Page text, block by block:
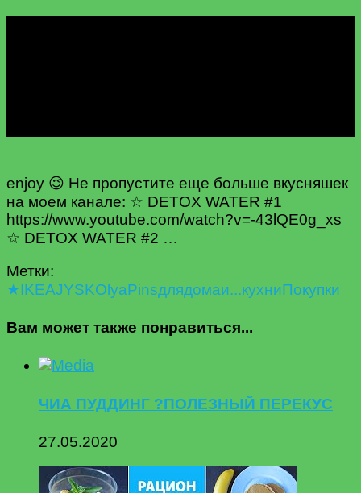
enjoy 😉 Не пропустите еще больше вкусняшек
на моем канале: ☆ DETOX WATER #1
https://www.youtube.com/watch?v=-43lQE0g_xs
☆ DETOX WATER #2 …
Метки:
★IKEAJYSKOlyaPinsдлядомаи...кухниПокупки
Вам может также понравиться...
ЧИА ПУДДИНГ ?ПОЛЕЗНЫЙ ПЕРЕКУС
27.05.2020